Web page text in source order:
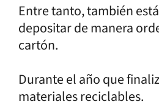
Entre tanto, también
depositar de manera
cartón.
Durante el año que
materiales reciclables.